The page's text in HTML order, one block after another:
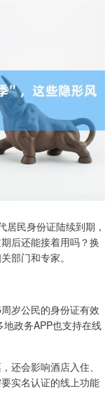
民身份证陆续到期，
后还能接着用吗？换
部门和专家。
岁公民的身份证有效
政务APP也支持在线
还会影响酒店入住、
实名认证的线上功能